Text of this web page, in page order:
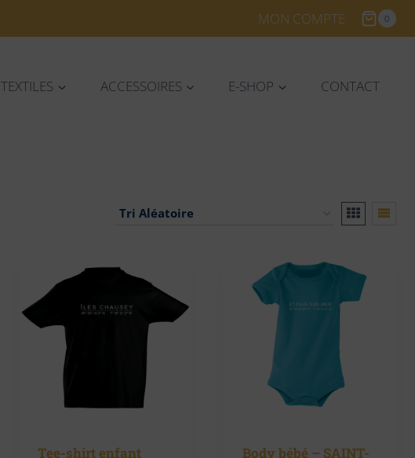
MON COMPTE 0
TEXTILES ACCESSOIRES E-SHOP CONTACT
Tee-shirt enfant
Body bébé – SAINT-